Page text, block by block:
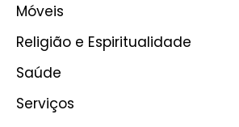
Móveis
Religião e Espiritualidade
Saúde
Serviços